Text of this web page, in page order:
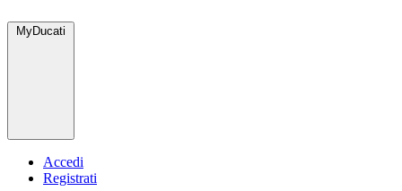
MyDucati
Accedi
Registrati